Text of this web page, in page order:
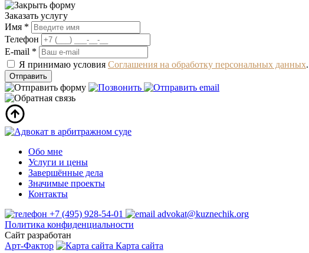
Заказать услугу
Имя *
Телефон
E-mail *
Я принимаю условия Соглашения на обработку персональных данных.
Обо мне
Услуги и цены
Завершённые дела
Значимые проекты
Контакты
+7 (495) 928-54-01
advokat@kuznechik.org
Политика конфиденциальности
Сайт разработан
Арт-Фактор
Карта сайта